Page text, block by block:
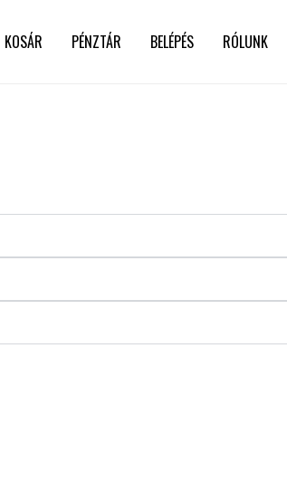
KOSÁR PÉNZTÁR BELÉPÉS RÓLUNK